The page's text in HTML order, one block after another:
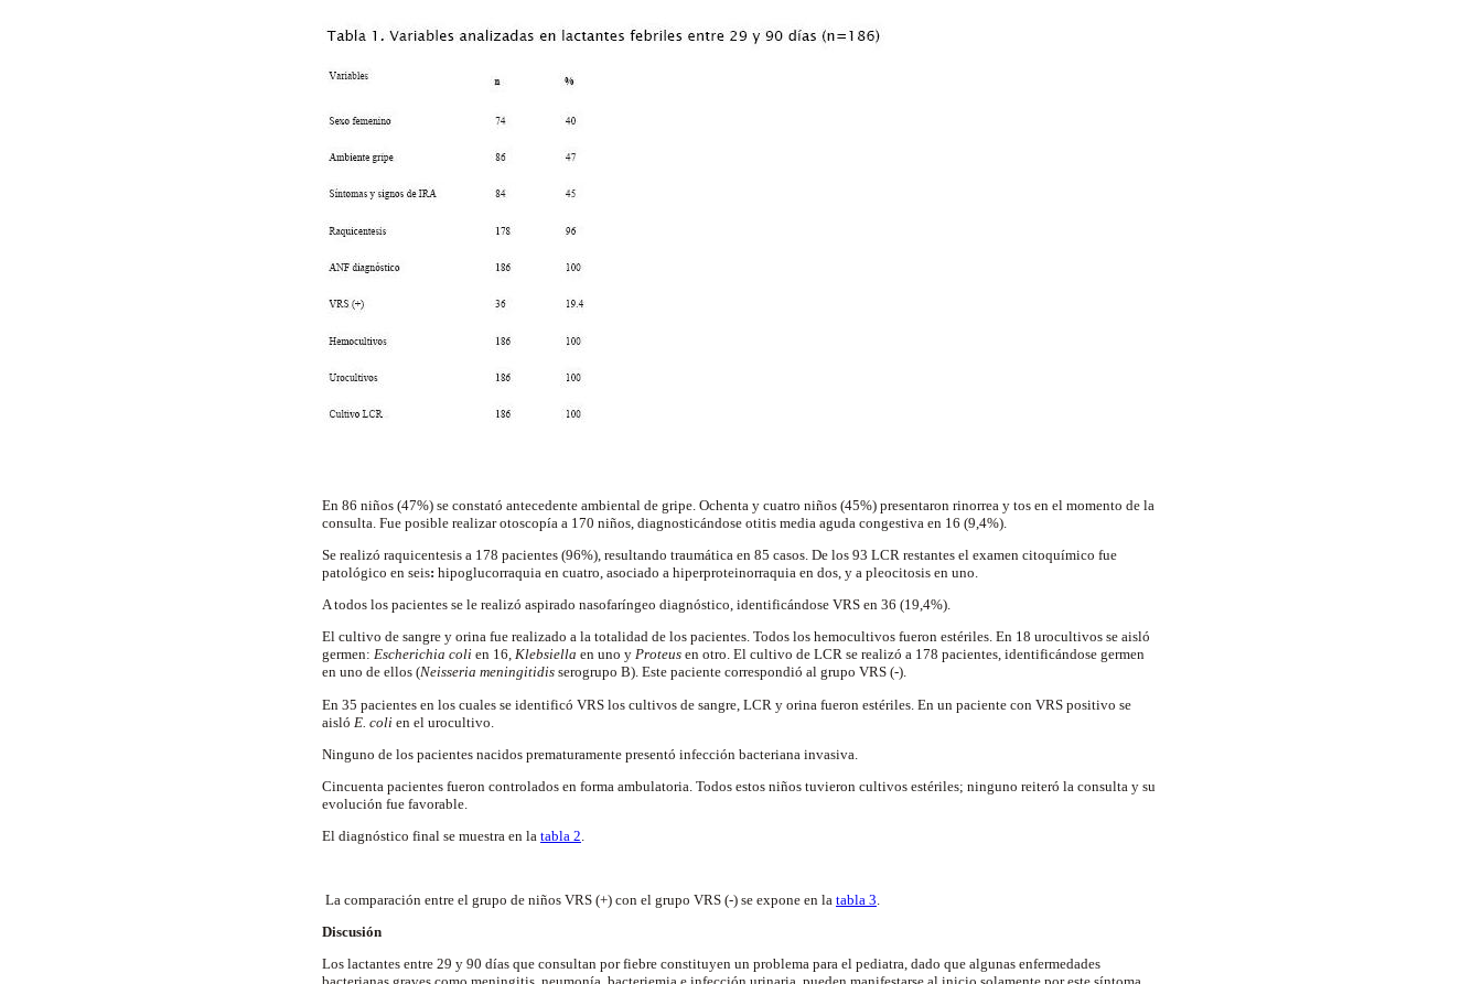
En 86 niños (47%) se constató antecedente ambiental de gripe. Ochenta y cuatro niños (45%) presentaron rinorrea y tos en el momento de la
consulta. Fue posible realizar otoscopía a 170 niños, diagnosticándose otitis media aguda congestiva en 16 (9,4%).
Se realizó raquicentesis a 178 pacientes (96%), resultando traumática en 85 casos. De los 93 LCR restantes el examen citoquímico fue
patológico en seis: hipoglucorraquia en cuatro, asociado a hiperproteinorraquia en dos, y a pleocitosis en uno.
A todos los pacientes se le realizó aspirado nasofaríngeo diagnóstico, identificándose VRS en 36 (19,4%).
El cultivo de sangre y orina fue realizado a la totalidad de los pacientes. Todos los hemocultivos fueron estériles. En 18 urocultivos se aisló
germen: Escherichia coli en 16, Klebsiella en uno y Proteus en otro. El cultivo de LCR se realizó a 178 pacientes, identificándose germen
en uno de ellos (Neisseria meningitidis serogrupo B). Este paciente correspondió al grupo VRS (-).
En 35 pacientes en los cuales se identificó VRS los cultivos de sangre, LCR y orina fueron estériles. En un paciente con VRS positivo se
aisló E. coli en el urocultivo.
Ninguno de los pacientes nacidos prematuramente presentó infección bacteriana invasiva.
Cincuenta pacientes fueron controlados en forma ambulatoria. Todos estos niños tuvieron cultivos estériles; ninguno reiteró la consulta y su
evolución fue favorable.
El diagnóstico final se muestra en la tabla 2.
La comparación entre el grupo de niños VRS (+) con el grupo VRS (-) se expone en la tabla 3
Discusión
Los lactantes entre 29 y 90 días que consultan por fiebre constituyen un problema para el pediatra, dado que algunas enfermedades